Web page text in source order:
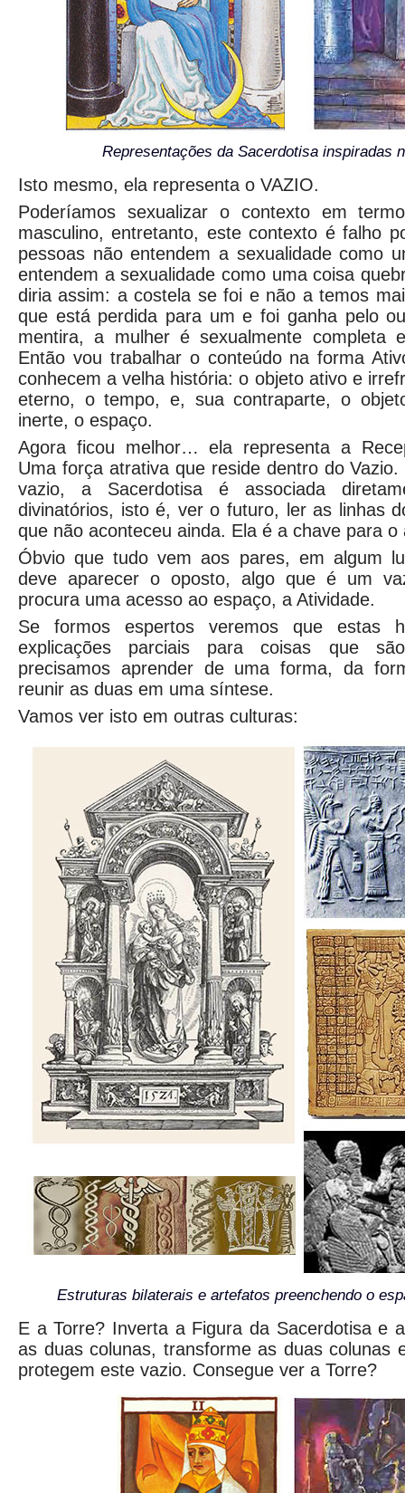
Representações da Sacerdotisa inspiradas
Isto mesmo, ela representa o VAZIO.
Poderíamos sexualizar o contexto em
masculino, entretanto, este contexto é falho
pessoas não entendem a sexualidade como
entendem a sexualidade como uma coisa
diria assim: a costela se foi e não a temos
que está perdida para um e foi ganha pelo
mentira, a mulher é sexualmente completa
Então vou trabalhar o conteúdo na forma
conhecem a velha história: o objeto ativo e
eterno, o tempo, e, sua contraparte, o
inerte, o espaço.
Agora ficou melhor… ela representa a
Uma força atrativa que reside dentro do
vazio, a Sacerdotisa é associada
divinatórios, isto é, ver o futuro, ler as linhas
que não aconteceu ainda. Ela é a chave para
Óbvio que tudo vem aos pares, em algum
deve aparecer o oposto, algo que é um
procura uma acesso ao espaço, a Atividade.
Se formos espertos veremos que estas
explicações parciais para coisas que
precisamos aprender de uma forma, da
reunir as duas em uma síntese.
Vamos ver isto em outras culturas:
Estruturas bilaterais e artefatos preenchendo o
E a Torre? Inverta a Figura da Sacerdotisa e
as duas colunas, transforme as duas colunas
protegem este vazio. Consegue ver a Torre?